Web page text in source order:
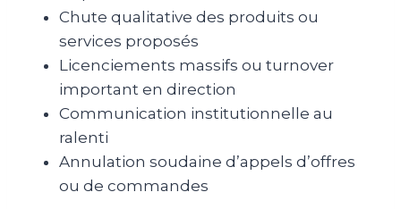
Chute qualitative des produits ou
services proposés
Licenciements massifs ou turnover
important en direction
Communication institutionnelle au
ralenti
Annulation soudaine d’appels d’offres
ou de commandes